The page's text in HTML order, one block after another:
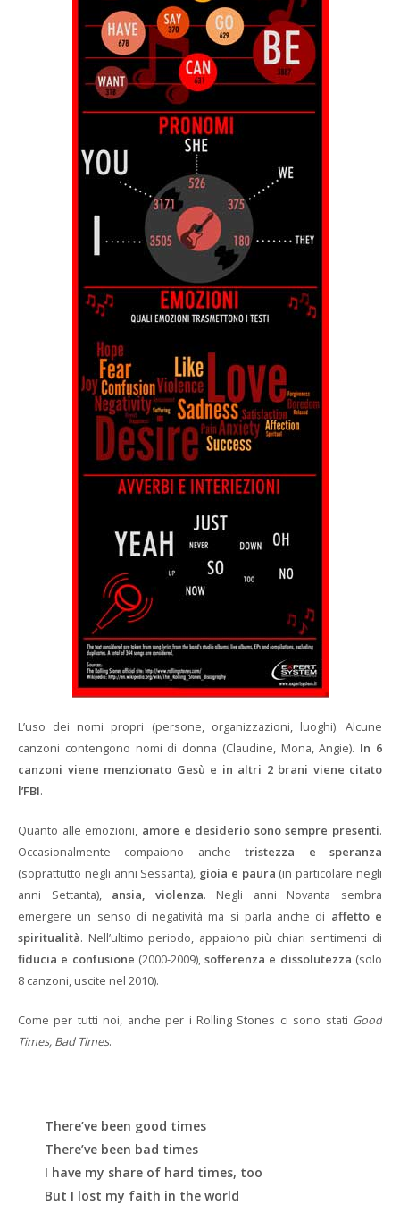
L’uso dei nomi propri (persone, organizzazioni, luoghi). Alcune
canzoni contengono nomi di donna (Claudine, Mona, Angie). In 6
canzoni viene menzionato Gesù e in altri 2 brani viene citato
l’FBI.
Quanto alle emozioni, amore e desiderio sono sempre presenti.
Occasionalmente compaiono anchetristezza e speranza
(soprattutto negli anni Sessanta), gioia e paura (in particolare negli
anni Settanta), ansia, violenza. Negli anni Novanta sembra
emergere un senso di negatività ma si parla anche di affetto e
spiritualità. Nell’ultimo periodo, appaiono più chiari sentimenti di
fiducia e confusione (2000-2009),sofferenza e dissolutezza (solo
8 canzoni, uscite nel 2010).
Come per tutti noi, anche per i Rolling Stones ci sono stati Good
Times, Bad Times.
There’ve been good times
There’ve been bad times
I have my share of hard times, too
But I lost my faith in the world